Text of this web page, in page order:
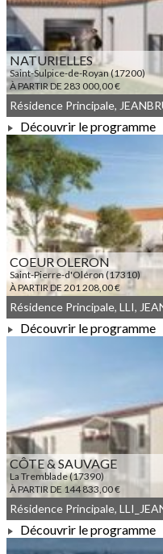
NATURIELLES
Saint-Sulpice-de-Royan (17200)
À PARTIR DE 283 000,00 €
À PARTIR DE 283 000,00 €
Résidence Principale,
Découvrir le programme
COEUR OLERON
Saint-Pierre-d'Oléron (17310)
À PARTIR DE 201 208,00 €
Découvrir le programme
CÔTE & SAUVAGE
La Tremblade (17390)
À PARTIR DE 144 833,00 €
Découvrir le programme